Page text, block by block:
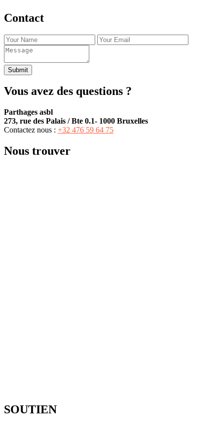
Contact
Submit
Vous avez des questions ?
Parthages asbl
273, rue des Palais / Bte 0.1- 1000 Bruxelles
Contactez nous : +32 476 59 64 75‬
Nous trouver
SOUTIEN